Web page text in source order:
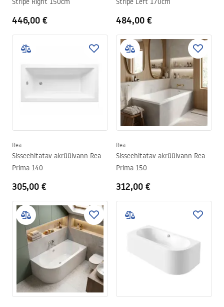
446,00 € 484,00 €
Rea
Sisseehitatav akrüülvann Rea
Prima 140
305,00 €
Rea
Sisseehitatav akrüülvann Rea
Prima 150
312,00 €